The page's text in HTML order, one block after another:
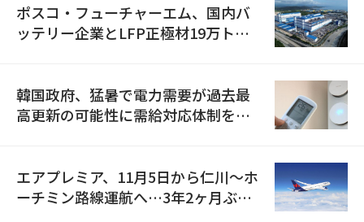
ポスコ・フューチャーエム、国内バ
ッテリー企業とLFP正極材19万トン
韓国政府、猛暑で電力需要が過去最
高更新の可能性に需給対応体制を点
エアプレミア、11月5日から仁川〜ホ
ーチミン路線運航へ…3年2ヶ月ぶり